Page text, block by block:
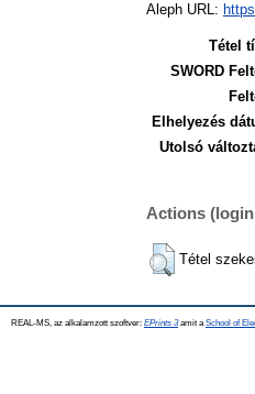
Aleph URL:
Tétel
SWORD
Elhelyezés
Utolsó
Actions
Tétel
REAL-MS, az alkalamzott szoftver: EPrints 3amit a School of